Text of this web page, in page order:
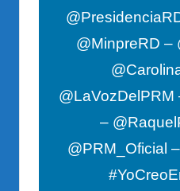
@MinpreRD –
–
@PRM_Oficial